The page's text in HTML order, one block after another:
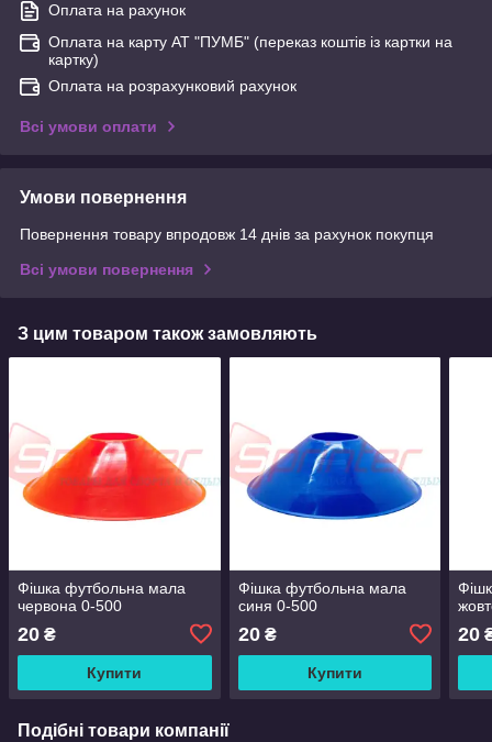
Оплата на рахунок
Оплата на карту АТ "ПУМБ" (переказ коштів із картки на
картку)
Оплата на розрахунковий рахунок
Всі умови оплати
Умови повернення
Повернення товару впродовж 14 днів за рахунок покупця
Всі умови повернення
З цим товаром також замовляють
Фішка футбольна мала
червона 0-500
20 ₴
Купити
Фішка футбольна мала
синя 0-500
20₴
Купити
20
Подібні товари компанії